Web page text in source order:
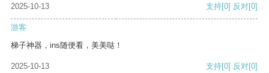
2025-10-13
支持[0] 反对[0]
游客
梯子神器，ins随便看，美美哒！
2025-10-13 支持[0] 反对[0]